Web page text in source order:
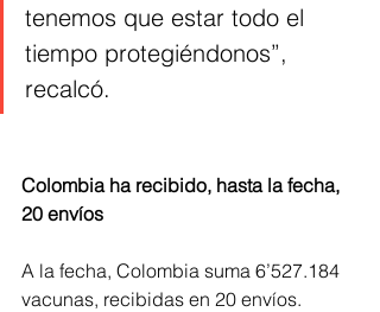
tenemos que estar todo el
tiempo protegiéndonos”,
recalcó.
Colombia ha recibido, hasta la fecha,
20 envíos
A la fecha, Colombia suma 6’527.184
vacunas, recibidas en 20 envíos.